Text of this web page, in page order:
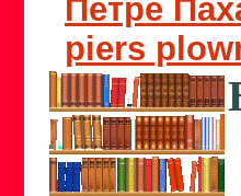
Петре
piers